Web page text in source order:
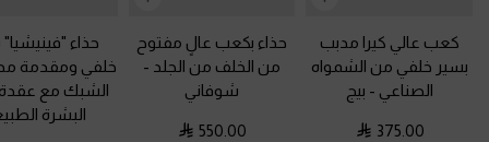
كعب عالي كيرا مدبب
بسير خلفي من الشمواه
الصناعي - بيج
375.00
حذاء بكعب عالٍ مفتوح
من الخلف من الجلد -
شوفاني
550.00
حذاء
خلفي ومقدمة
الشبك مع
البشرة